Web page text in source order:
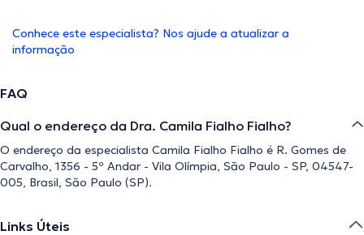
Conhece este especialista? Nos ajude a atualizar a
informação
FAQ
Qual o endereço da Dra. Camila Fialho Fialho?
O endereço da especialista Camila Fialho Fialho é R. Gomes de
Carvalho, 1356 - 5º Andar - Vila Olímpia, São Paulo - SP, 04547-
005, Brasil, São Paulo (SP).
Links Úteis